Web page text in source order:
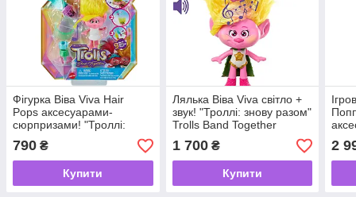
Фігурка Віва Viva​​​​​​​ Hair
Pops аксесуарами-
сюрпризами! "Троллі:
знову разом" Trolls Band
Together 2023
790 ₴
Купити
Лялька Віва Viva світло +
звук! "Троллі: знову разом"
Trolls Band Together
DreamWorks Mattel 2023
1 700₴
Купити
2